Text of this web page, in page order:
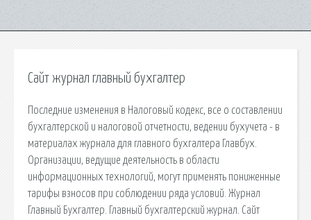
Сайт журнал главный бухгалтер
Последние изменения в Налоговый кодекс, все о составлении
бухгалтерской и налоговой отчетности, ведении бухучета - в
материалах журнала для главного бухгалтера Главбух.
Организации, ведущие деятельность в области
информационных технологий, могут применять пониженные
тарифы взносов при соблюдении ряда условий. Журнал
Главный Бухгалтер. Главный бухгалтерский журнал. Сайт